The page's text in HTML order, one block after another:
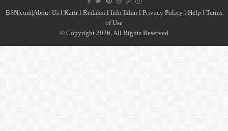
BSN.com|About Us l Karirl Redaksi l Info Iklan l Privacy Policy l Help l Terms
of Use
© Copyright 2026, All Rights Reserved